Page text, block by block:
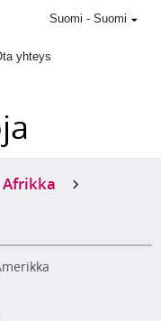
yhteys
Suomi - Suomi
Afrikka